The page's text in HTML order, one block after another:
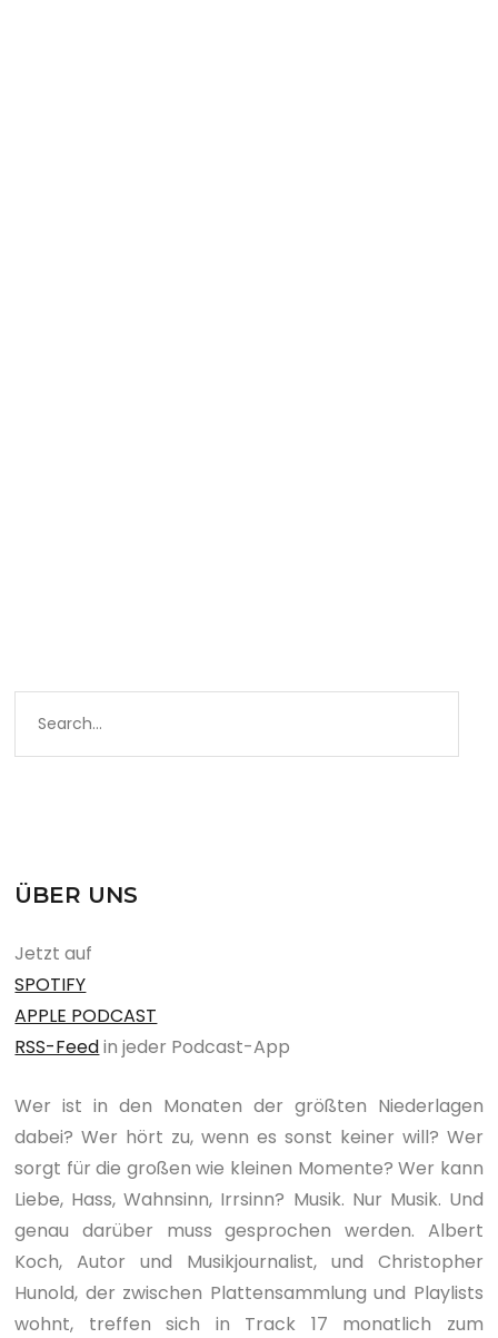
ÜBER UNS
Jetzt auf
SPOTIFY
APPLE PODCAST
RSS-Feedin jeder Podcast-App
Wer ist in den Monaten der größten Niederlagen
dabei? Wer hört zu, wenn es sonst keiner will? Wer
sorgt für die großen wie kleinen Momente? Wer kann
Liebe, Hass, Wahnsinn, Irrsinn? Musik. Nur Musik. Und
genau darüber muss gesprochen werden. Albert
Koch, Autor und Musikjournalist, und Christopher
Hunold, der zwischen Plattensammlung und Playlists
wohnt, treffen sich in Track 17 monatlich zum